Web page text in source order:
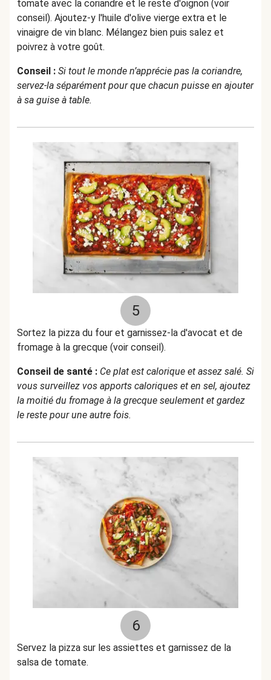
tomate avec la coriandre et le reste d'oignon (voir
conseil). Ajoutez-y l'huile d'olive vierge extra et le
vinaigre de vin blanc. Mélangez bien puis salez et
poivrez à votre goût.
Conseil : Si tout le monde n’apprécie pas la coriandre,
servez-la séparément pour que chacun puisse en ajouter
à sa guise à table.
5
Sortez la pizza du four et garnissez-la d'avocat et de
fromage à la grecque (voir conseil).
Conseil de santé : Ce plat est calorique et assez salé. Si
vous surveillez vos apports caloriques et en sel, ajoutez
la moitié du fromage à la grecque seulement et gardez
le reste pour une autre fois.
6
Servez la pizza sur les assiettes et garnissez de la
salsa de tomate.